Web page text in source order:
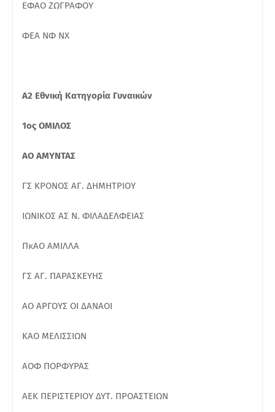
ΕΦΑΟ ΖΩΓΡΑΦΟΥ
ΦΕΑ ΝΦ ΝΧ
Α2 Εθνική Κατηγορία Γυναικών
1ος ΟΜΙΛΟΣ
ΑΟ ΑΜΥΝΤΑΣ
ΓΣ ΚΡΟΝΟΣ ΑΓ. ΔΗΜΗΤΡΙΟΥ
ΙΩΝΙΚΟΣ ΑΣ Ν. ΦΙΛΑΔΕΛΦΕΙΑΣ
ΠκΑΟ ΑΜΙΛΛΑ
ΓΣ ΑΓ. ΠΑΡΑΣΚΕΥΗΣ
ΑΟ ΑΡΓΟΥΣ ΟΙ ΔΑΝΑΟΙ
ΚΑΟ ΜΕΛΙΣΣΙΩΝ
ΑΟΦ ΠΟΡΦΥΡΑΣ
ΑΕΚ ΠΕΡΙΣΤΕΡΙΟΥ ΔΥΤ. ΠΡΟΑΣΤΕΙΩΝ